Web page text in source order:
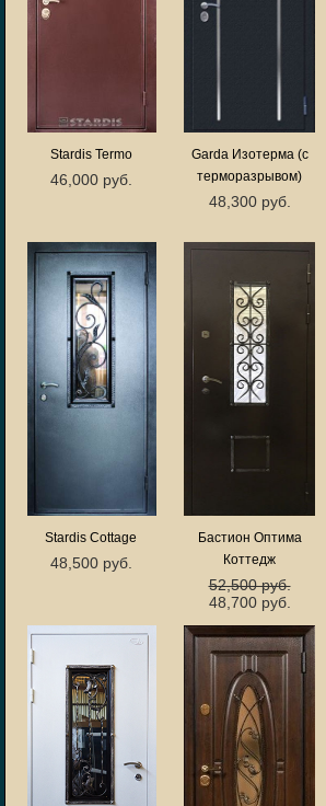
Stardis Termo
46,000 руб.
Garda Изотерма (с
терморазрывом)
48,300 руб.
Stardis Cottage
48,500 руб.
Бастион Оптима
Коттедж
52,500 руб.
48,700 руб.